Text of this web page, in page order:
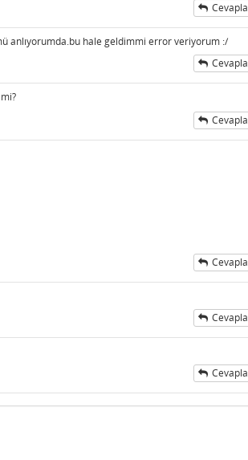
Cevapla
anlıyorumda.bu hale geldimmi error veriyorum :/
Cevapla
Cevapla
Cevapla
Cevapla
Cevapla